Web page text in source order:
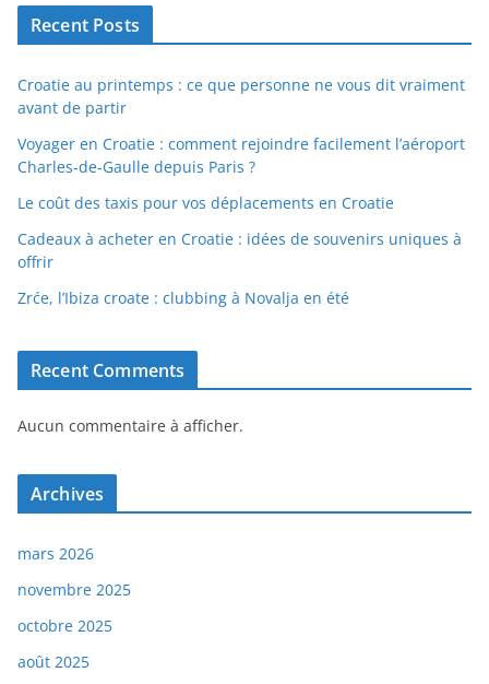
Recent Posts
Croatie au printemps : ce que personne ne vous dit vraiment
avant de partir
Voyager en Croatie : comment rejoindre facilement l’aéroport
Charles-de-Gaulle depuis Paris ?
Le coût des taxis pour vos déplacements en Croatie
Cadeaux à acheter en Croatie : idées de souvenirs uniques à
offrir
Zrće, l’Ibiza croate : clubbing à Novalja en été
Recent Comments
Aucun commentaire à afficher.
Archives
mars 2026
novembre 2025
octobre 2025
août 2025